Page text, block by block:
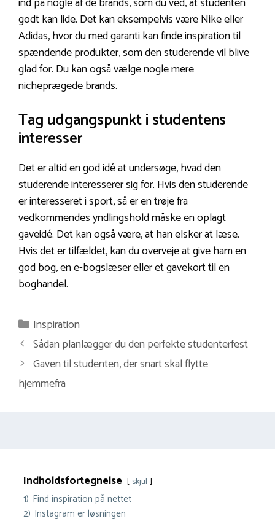
godt kan lide. Det kan eksempelvis være Nike eller
Adidas, hvor du med garanti kan finde inspiration til
spændende produkter, som den studerende vil blive
glad for. Du kan også vælge nogle mere
nicheprægede brands.
Tag udgangspunkt i studentens
interesser
Det er altid en god idé at undersøge, hvad den
studerende interesserer sig for. Hvis den studerende
er interesseret i sport, så er en trøje fra
vedkommendes yndlingshold måske en oplagt
gaveidé. Det kan også være, at han elsker at læse.
Hvis det er tilfældet, kan du overveje at give ham en
god bog, en e-bogslæser eller et gavekort til en
boghandel.
Kategorier
Inspiration
Sådan planlægger du den perfekte studenterfest
Gaven til studenten, der snart skal flytte
hjemmefra
Indholdsfortegnelse skjul
1) Find inspiration på nettet
2) Instagram er løsningen